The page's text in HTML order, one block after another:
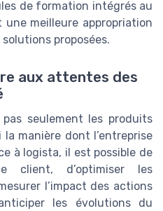
de formation intégrés au
meilleure appropriation
proposées.
aux attentes des
pas seulement les produits
manière dont l’entreprise
à logista, il est possible de
client, d’optimiser les
l’impact des actions
les évolutions du